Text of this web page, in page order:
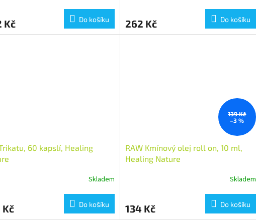
Kč Do košíku 262 Kč Do košíku
60 kapslí, Healing
Skladem
Kč Do košíku
139 Kč
–3 %
RAW Kmínový olej roll on, 10 ml,
Healing Nature
Skladem
134 Kč Do košíku